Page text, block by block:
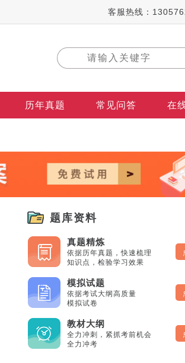
客服热线：
历年真题 常见问答 在
题库资料
真题精炼
依据历年真题，快速梳理
知识点，检验学习效果
模拟试题
依据考试大纲高质量
模拟试卷
教材大纲
全力冲刺，紧抓考前机会
全力冲考